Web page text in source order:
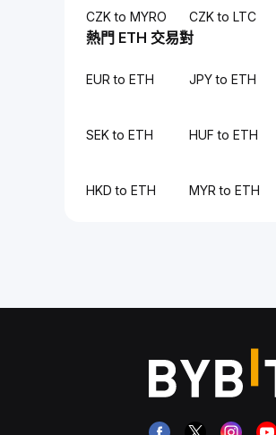
CZK to MYRO CZK to LTC
熱門 ETH 交易對
EUR to ETH JPY to ETH
SEK to ETH HUF to ETH
HKD to ETH MYR to ETH